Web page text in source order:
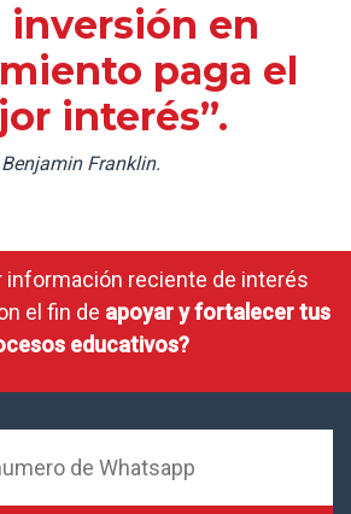
inversión en
paga el
interés”.
Benjamin Franklin.
información reciente de interés
el fin de apoyar y fortalecer tus
educativos?